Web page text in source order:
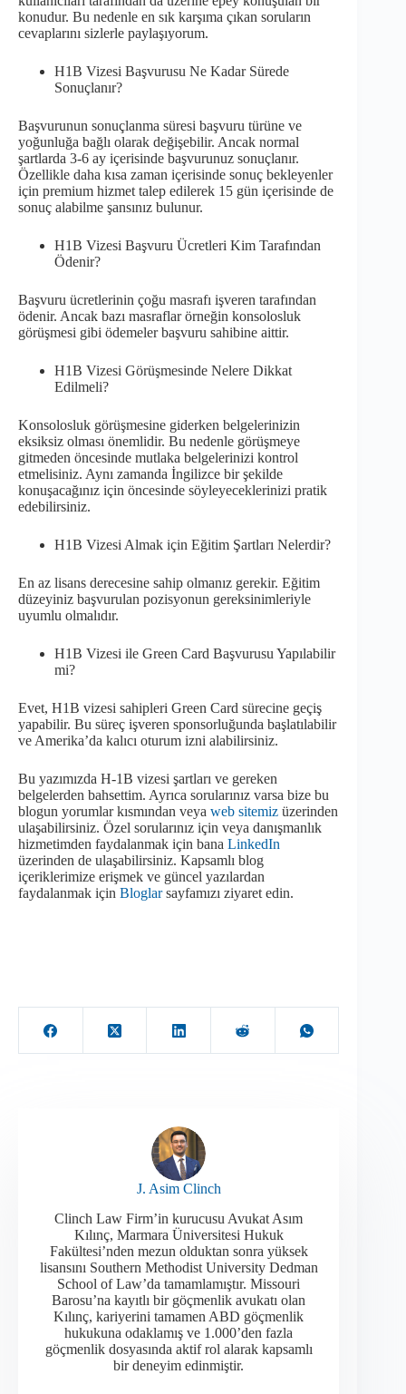
konudur. Bu nedenle en sık karşıma çıkan soruların
cevaplarını sizlerle paylaşıyorum.
H1B Vizesi Başvurusu Ne Kadar Sürede
Sonuçlanır?
Başvurunun sonuçlanma süresi başvuru türüne ve
yoğunluğa bağlı olarak değişebilir. Ancak normal
şartlarda 3-6 ay içerisinde başvurunuz sonuçlanır.
Özellikle daha kısa zaman içerisinde sonuç bekleyenler
için premium hizmet talep edilerek 15 gün içerisinde de
sonuç alabilme şansınız bulunur.
H1B Vizesi Başvuru Ücretleri Kim Tarafından
Ödenir?
Başvuru ücretlerinin çoğu masrafı işveren tarafından
ödenir. Ancak bazı masraflar örneğin konsolosluk
görüşmesi gibi ödemeler başvuru sahibine aittir.
H1B Vizesi Görüşmesinde Nelere Dikkat
Edilmeli?
Konsolosluk görüşmesine giderken belgelerinizin
eksiksiz olması önemlidir. Bu nedenle görüşmeye
gitmeden öncesinde mutlaka belgelerinizi kontrol
etmelisiniz. Aynı zamanda İngilizce bir şekilde
konuşacağınız için öncesinde söyleyeceklerinizi pratik
edebilirsiniz.
H1B Vizesi Almak için Eğitim Şartları Nelerdir?
En az lisans derecesine sahip olmanız gerekir. Eğitim
düzeyiniz başvurulan pozisyonun gereksinimleriyle
uyumlu olmalıdır.
H1B Vizesi ile Green Card Başvurusu Yapılabilir
mi?
Evet, H1B vizesi sahipleri Green Card sürecine geçiş
yapabilir. Bu süreç işveren sponsorluğunda başlatılabilir
ve Amerika’da kalıcı oturum izni alabilirsiniz.
Bu yazımızda H-1B vizesi şartları ve gereken
belgelerden bahsettim. Ayrıca sorularınız varsa bize bu
blogun yorumlar kısmından veya web sitemiz üzerinden
ulaşabilirsiniz. Özel sorularınız için veya danışmanlık
hizmetimden faydalanmak için bana LinkedIn
üzerinden de ulaşabilirsiniz. Kapsamlı blog
içeriklerimize erişmek ve güncel yazılardan
faydalanmak için Bloglarsayfamızı ziyaret edin.
J. Asim Clinch
Clinch Law Firm’in kurucusu Avukat Asım
Kılınç, Marmara Üniversitesi Hukuk
Fakültesi’nden mezun olduktan sonra yüksek
lisansını Southern Methodist University Dedman
School of Law’da tamamlamıştır. Missouri
Barosu’na kayıtlı bir göçmenlik avukatı olan
Kılınç, kariyerini tamamen ABD göçmenlik
hukukuna odaklamış ve 1.000’den fazla
göçmenlik dosyasında aktif rol alarak kapsamlı
bir deneyim edinmiştir.​